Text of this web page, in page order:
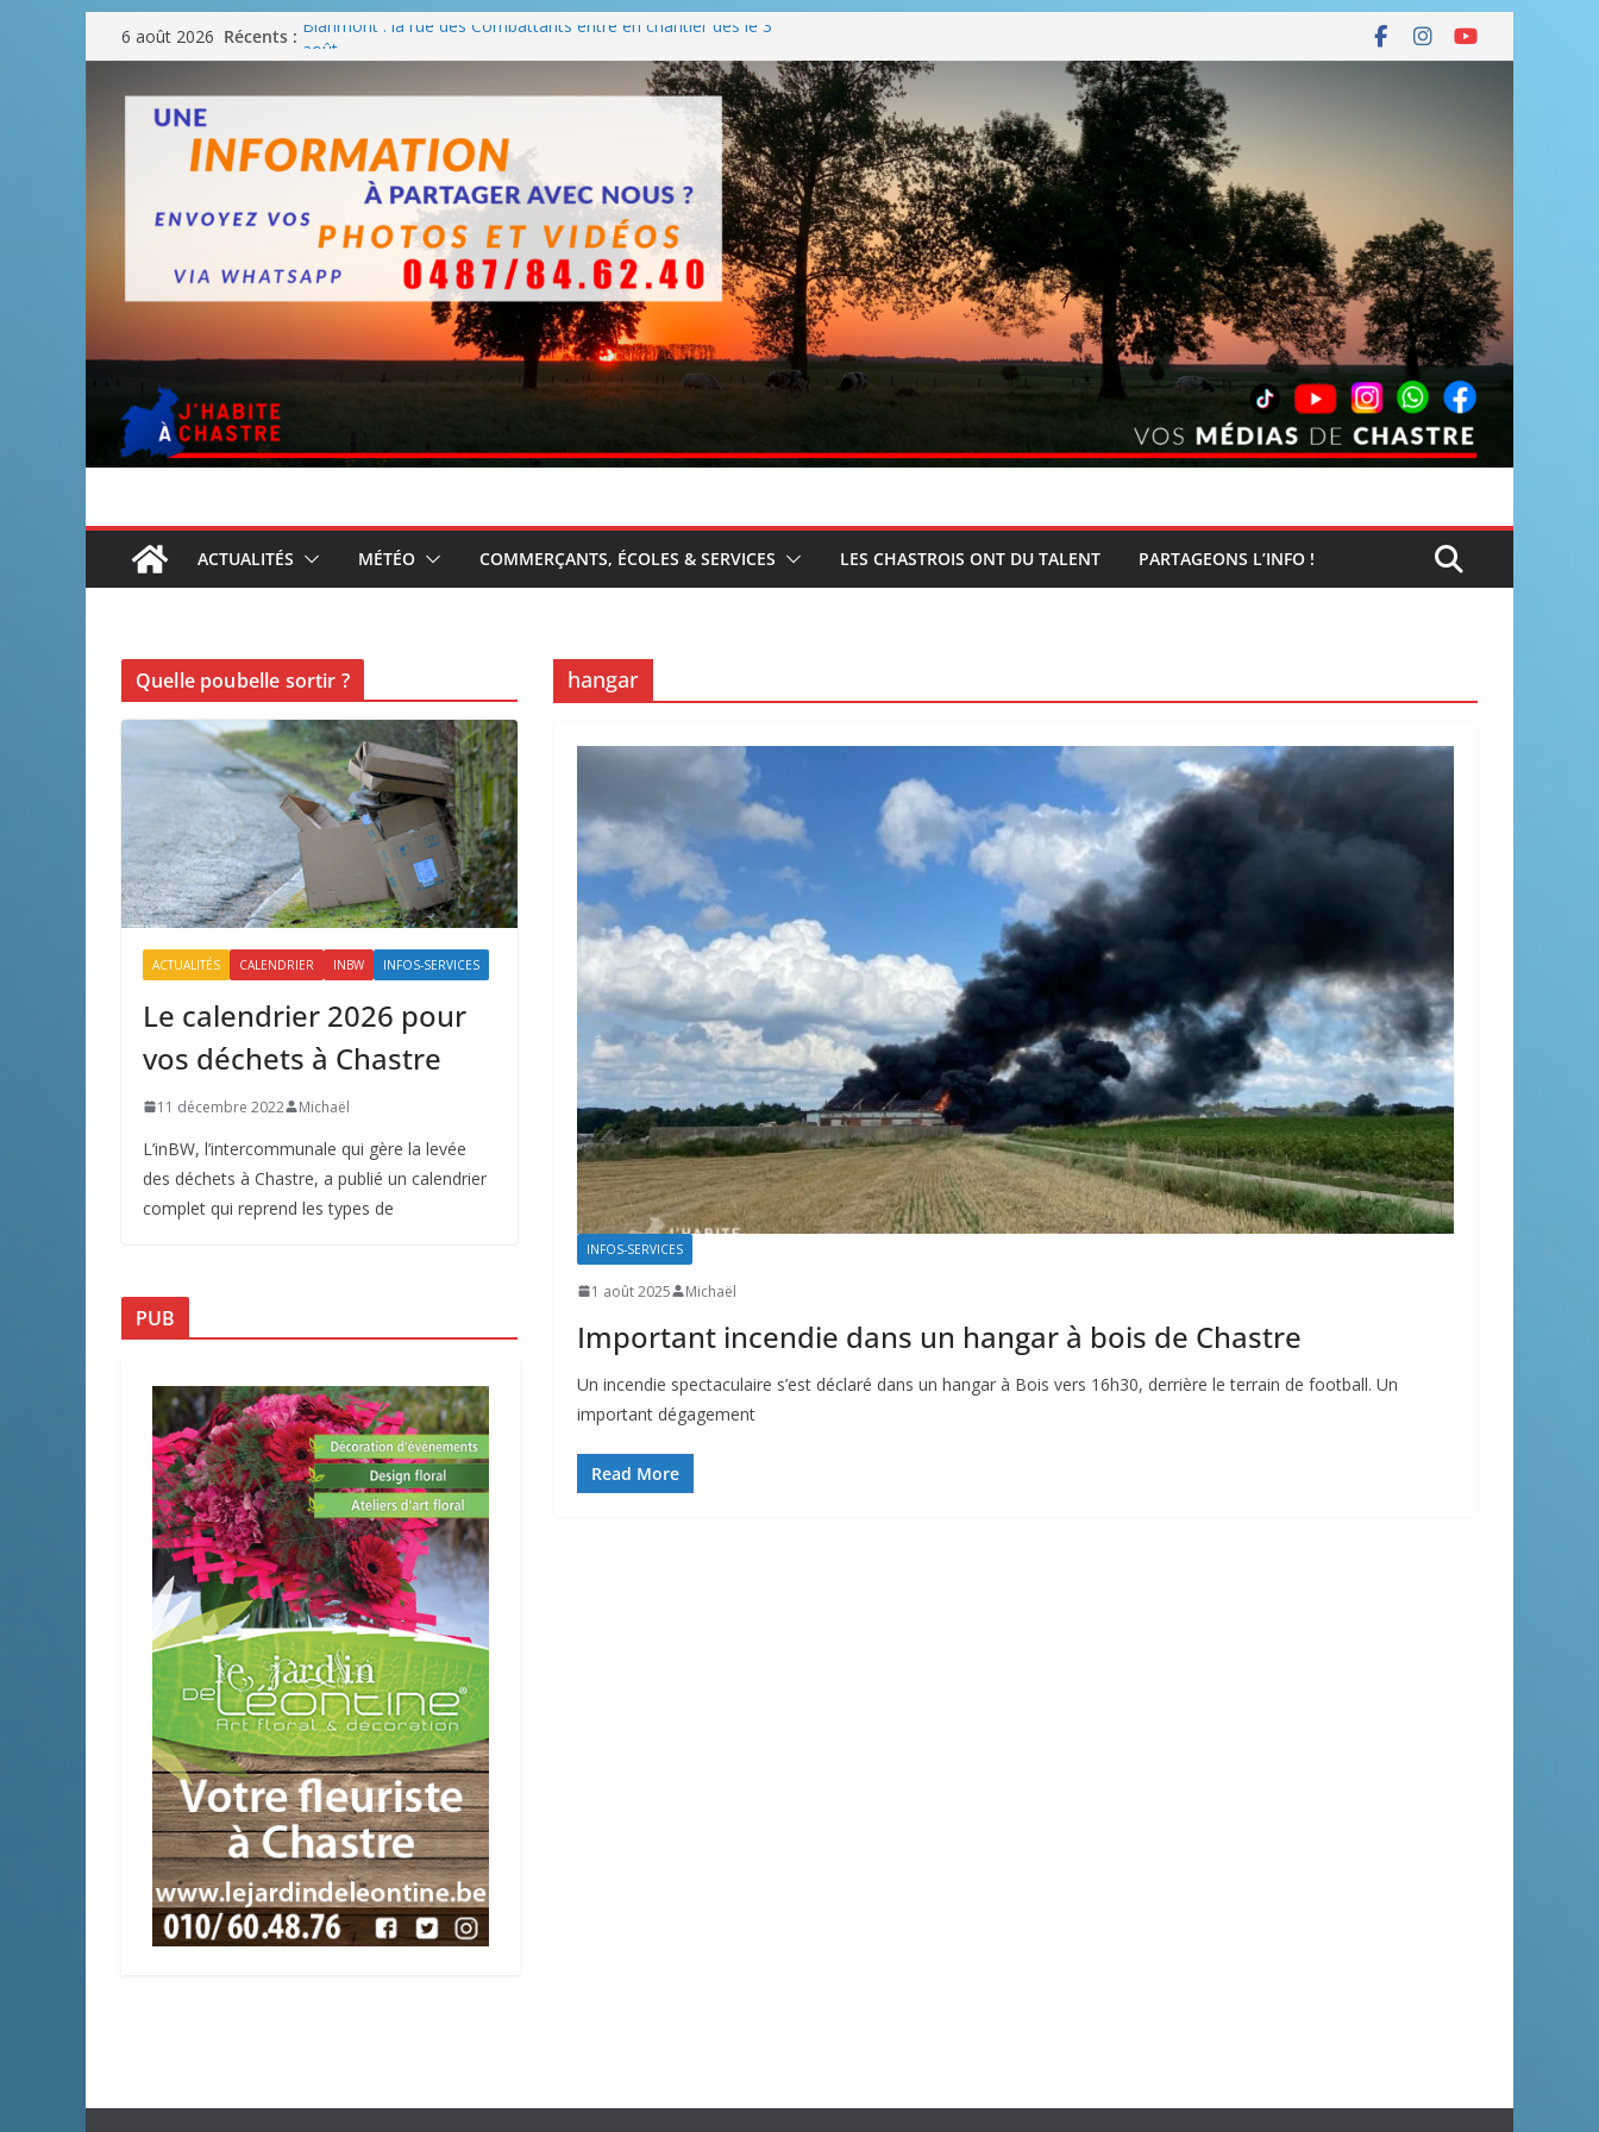
Passer
au
contenu
6 août 2026 Récents : Blanmont : la rue des Combattants entre en chantier dès le 3
août
Une fête nationale sans drache
ACTUALITÉS MÉTÉO COMMERÇANTS, ÉCOLES & SERVICES LES CHASTROIS ONT DU TALENT PARTAGEONS L’INFO !
hangar
INFOS-SERVICES
1 août 2025 Michaël
Important incendie dans un hangar à bois de Chastre
Un incendie spectaculaire s’est déclaré dans un hangar à Bois vers 16h30, derrière le terrain de football. Un
important dégagement
Read More
Quelle poubelle sortir ?
ACTUALITÉS CALENDRIER INBW INFOS-SERVICES
Le calendrier 2026 pour
vos déchets à Chastre
11 décembre 2022 Michaël
L’inBW, l’intercommunale qui gère la levée
des déchets à Chastre, a publié un calendrier
complet qui reprend les types de
PUB